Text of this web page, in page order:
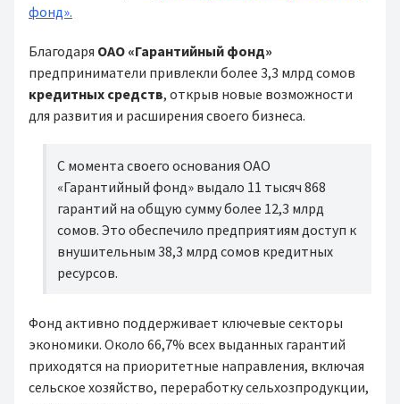
фонд».
Благодаря ОАО «Гарантийный фонд»
предприниматели привлекли более 3,3 млрд сомов
кредитных средств, открыв новые возможности
для развития и расширения своего бизнеса.
С момента своего основания ОАО
«Гарантийный фонд» выдало 11 тысяч 868
гарантий на общую сумму более 12,3 млрд
сомов. Это обеспечило предприятиям доступ к
внушительным 38,3 млрд сомов кредитных
ресурсов.
Фонд активно поддерживает ключевые секторы
экономики. Около 66,7% всех выданных гарантий
приходятся на приоритетные направления, включая
сельское хозяйство, переработку сельхозпродукции,